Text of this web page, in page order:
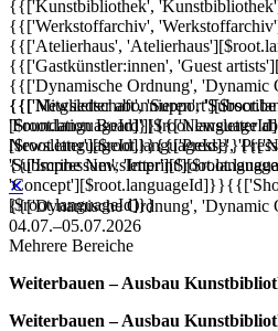
{{['Kunstbibliothek',
{{['Werkstoffarchiv',
{{['Atelierhaus',
{{['Gastkünstler:innen', 'Guest
{{['Dynamische Ordnung', 'Dynamic
{{['Mitgliedschaft',
'Foundation
[$root.languageId]}}{{['Presse',
{{['Impressum',
'Concept'][$root.languageId]}}
[$root.languageId]}}
{{['Newsletter abonnieren',
[$root.languageId]}}{{['Newsletter
Newsletter'][$root.languageId]}}
'Subscribe
✕
{{['Dynamische Ordnung', 'Dynamic
04.07.–05.07.2026
Mehrere Bereiche
Weiterbauen – Ausbau
Weiterbauen – Ausbau